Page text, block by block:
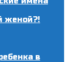
женой?!
в